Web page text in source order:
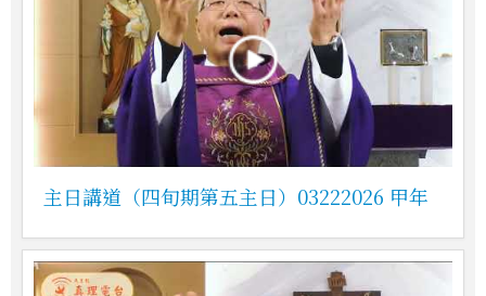
主日講道（四旬期第五主日）03222026 甲年